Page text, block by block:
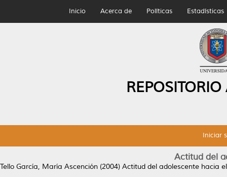
Inicio Acerca de Políticas Estadísticas
Iniciar
Actitud del
Tello García, María Ascención (2004) Actitud del adolescente hacia